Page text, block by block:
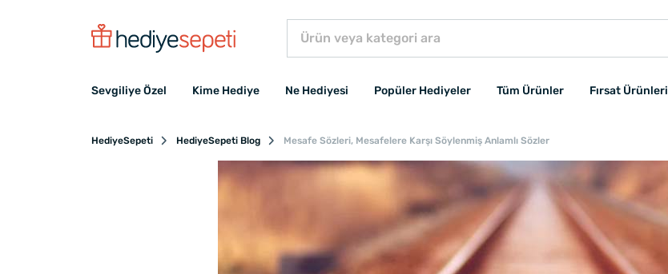
Sevgiliye Özel Kime Hediye Ne Hediyesi Popüler Hediyeler Tüm Ürünler Fırsat Ürünleri
HediyeSepeti HediyeSepeti Blog Mesafe Sözleri, Mesafelere Karşı Söylenmiş Anlamlı Sözler